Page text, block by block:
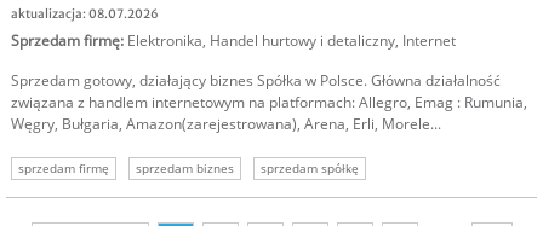
aktualizacja: 08.07.2026
Sprzedam firmę: Elektronika, Handel hurtowy i detaliczny, Internet
Sprzedam gotowy, działający biznes Spółka w Polsce. Główna działalność
związana z handlem internetowym na platformach: Allegro, Emag : Rumunia,
Węgry, Bułgaria, Amazon(zarejestrowana), Arena, Erli, Morele...
sprzedam firmę sprzedam biznes
sprzedam spółkę
oferta sprzedaży spółki
sprzedaż biznesu